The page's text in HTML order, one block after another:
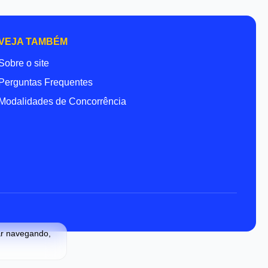
TAMBÉM
o site
Perguntas Frequentes
Modalidades de Concorrência
navegando,